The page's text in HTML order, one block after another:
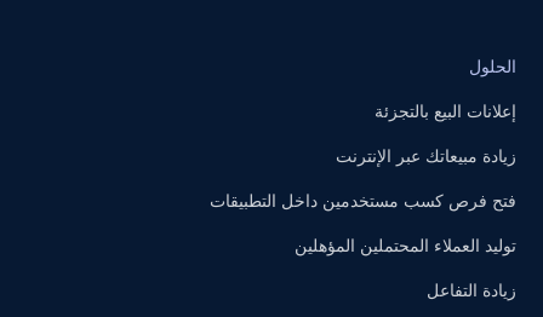
الحلول
إعلانات البيع بالتجزئة
زيادة مبيعاتك عبر الإنترنت
فتح فرص كسب مستخدمين داخل التطبيقات
توليد العملاء المحتملين المؤهلين
زيادة التفاعل